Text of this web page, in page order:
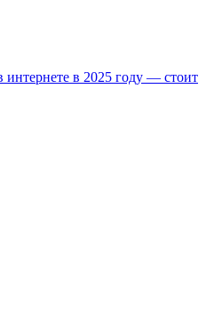
интернете в 2025 году — стоит